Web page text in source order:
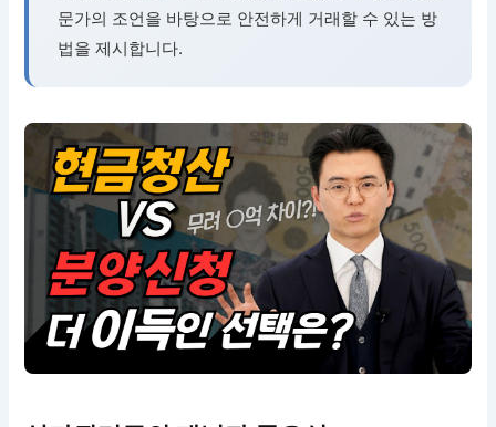
문가의 조언을 바탕으로 안전하게 거래할 수 있는 방
법을 제시합니다.